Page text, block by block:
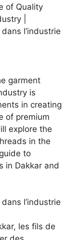
of Quality
|
l’industrie
garment
is
in creating
of premium
explore the
in the
to
in Dakkar and
l’industrie
les fils de